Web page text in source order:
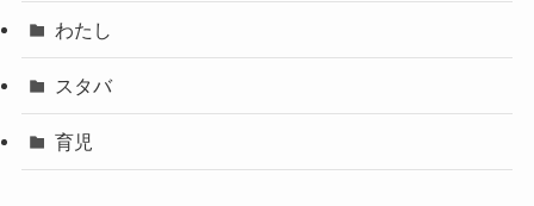
わたし
スタバ
育児